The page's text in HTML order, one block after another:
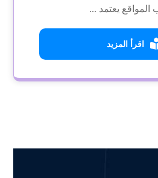
المواقع يعتمد ...
اقرأ المزيد